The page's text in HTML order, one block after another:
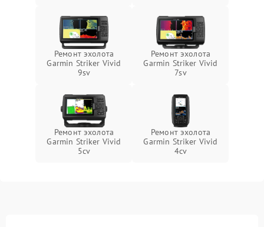
Ремонт эхолота
Garmin Striker Vivid
9sv
Ремонт эхолота
Garmin Striker Vivid
7sv
Ремонт эхолота
Garmin Striker Vivid
5cv
Ремонт эхолота
Garmin Striker Vivid
4cv